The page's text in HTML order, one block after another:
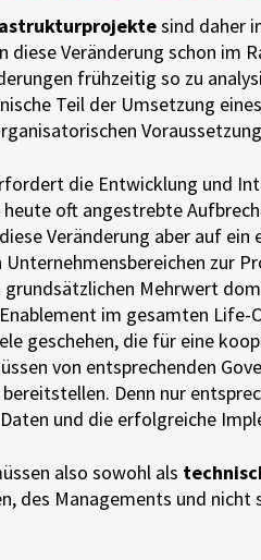
sind daher
diese Veränderung schon im
frühzeitig so zu
Teil der Umsetzung
die Entwicklung und
heute oft angestrebte
Veränderung aber auf
Unternehmensbereichen zur
grundsätzlichen Mehrwert
im gesamten
geschehen, die für eine
von entsprechenden
Denn nur
und die erfolgreiche
also sowohl als
des Managements und